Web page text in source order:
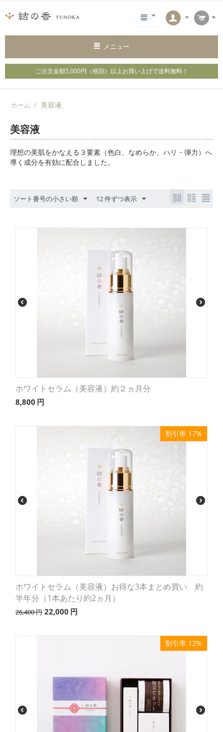
メニュー
ご注文金額5,000円（税別）以上お買い上げで送料無料！
ホーム / 美容液
美容液
理想の美肌をかなえる３要素（色白、なめらか、ハリ・弾力）へ
導く成分を有効に配合しました。
ソート番号の小さい順 12 件ずつ表示
ホワイトセラム（美容液）約２ヵ月分
8,800 円
割引率 17%
ホワイトセラム（美容液）お得な3本まとめ買い 約
半年分（1本あたり約2ヵ月）
26,400円 22,000 円
割引率 12%